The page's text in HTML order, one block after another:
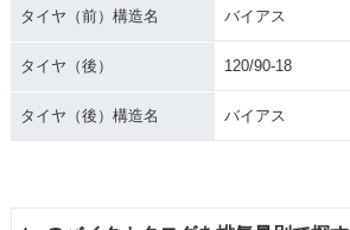
タイヤ（前）構造名 バイアス
タイヤ（後） 120/90-18
タイヤ（後）構造名 バイアス